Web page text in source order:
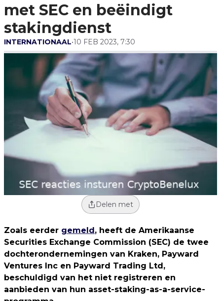
met SEC en beëindigt
stakingdienst
INTERNATIONAAL•10 FEB 2023, 7:30
Delen met
Zoals eerder gemeld, heeft de Amerikaanse
Securities Exchange Commission (SEC) de twee
dochterondernemingen van Kraken, Payward
Ventures Inc en Payward Trading Ltd,
beschuldigd van het niet registreren en
aanbieden van hun asset-staking-as-a-service-